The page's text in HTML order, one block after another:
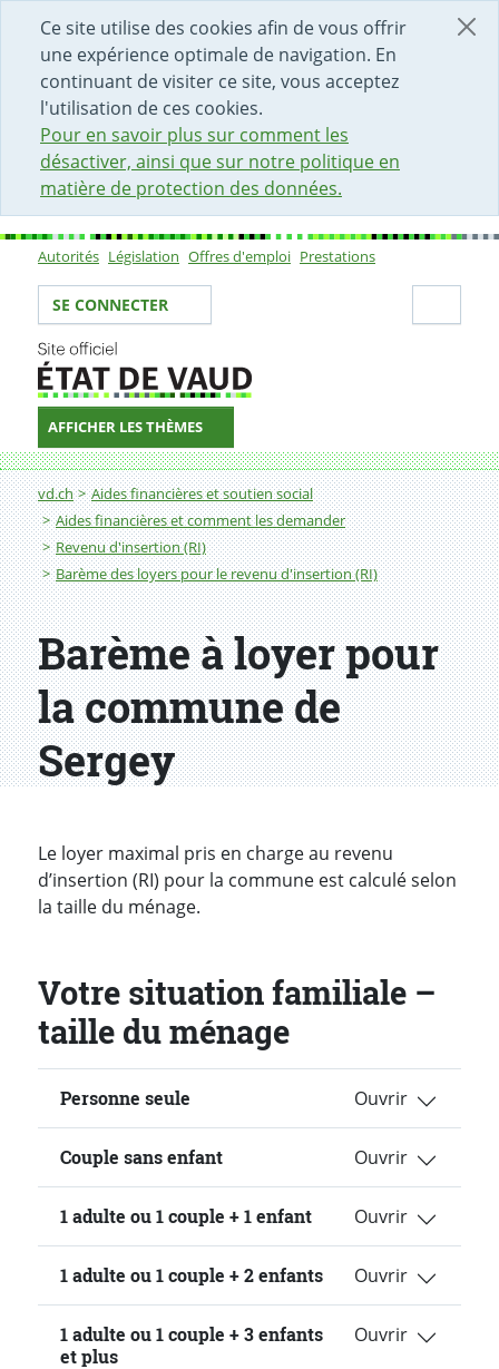
Ce site utilise des cookies afin de vous offrir
une expérience optimale de navigation. En
continuant de visiter ce site, vous acceptez
l'utilisation de ces cookies.
Pour en savoir plus sur comment les
désactiver, ainsi que sur notre politique en
matière de protection des données.
DÉBUT DU CONTENU DE LA PAGE
ACCÈS AU CHAMP DE RECHERCHE
PAGE D'ACCUEIL
FORMULAIRE DE CONTACT
Sous-navigation
Autorités Législation Offres d'emploi Prestations
Votre identité
SE CONNECTER
AFFICHER LES THÈMES
Fil d'Ariane
vd.ch
Aides financières et soutien social
Aides financières et comment les demander
Revenu d'insertion (RI)
Barème des loyers pour le revenu d'insertion (RI)
Barème à loyer pour
la commune de
Sergey
Le loyer maximal pris en charge au revenu
d’insertion (RI) pour la commune est calculé selon
la taille du ménage.
Votre situation familiale –
taille du ménage
Personne seule
Couple sans enfant
1 adulte ou 1 couple + 1 enfant
1 adulte ou 1 couple + 2 enfants
1 adulte ou 1 couple + 3 enfants
et plus